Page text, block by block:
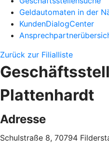
Geldautomaten in der
KundenDialogCenter
Zurück zur Filialliste
Plattenhardt
Adresse
Schulstraße 8, 70794